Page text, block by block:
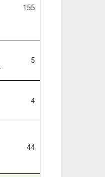
155
5
4
44